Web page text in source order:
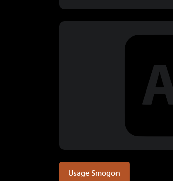
Usage Smogon